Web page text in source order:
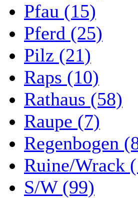
Pfau (15)
Pferd (25)
Pilz (21)
Raps (10)
Rathaus (58)
Raupe (7)
Regenbogen
Ruine/Wrack
S/W (99)